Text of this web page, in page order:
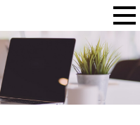
運営会社
お問い合わせ